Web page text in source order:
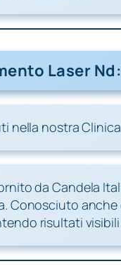
Laser
nella nostra
da Candela
Conosciuto
risultati